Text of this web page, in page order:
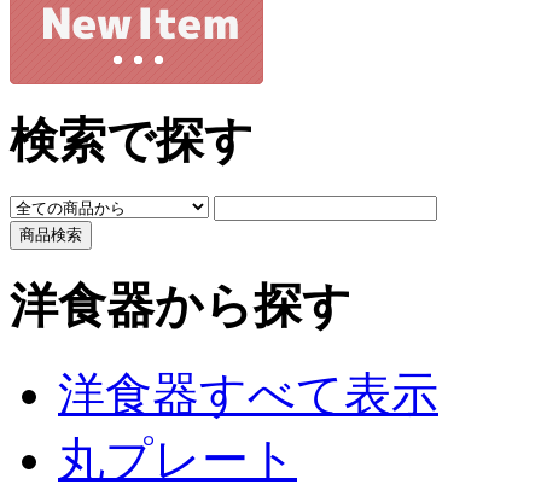
検索で探す
洋食器から探す
洋食器すべて表示
丸プレート